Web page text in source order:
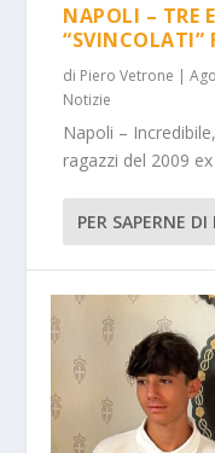
NAPOLI – TRE
“SVINCOLATI”
di Piero Vetrone |
Notizie
Napoli –
ragazzi del 2009
PER SAPERNE DI